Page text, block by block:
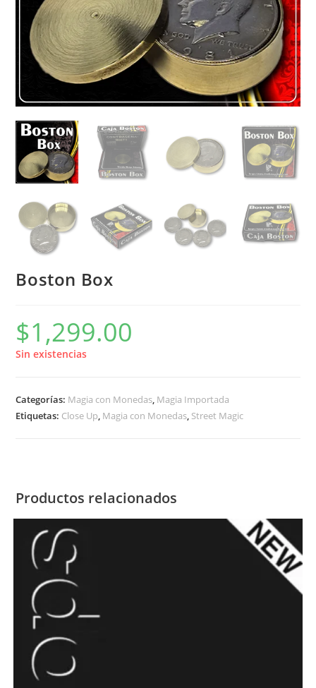
Boston Box
$1,299.00
Sin existencias
Categorías: Magia con Monedas Magia Importada
Etiquetas: Close Up Magia con Monedas Street Magic
Productos relacionados